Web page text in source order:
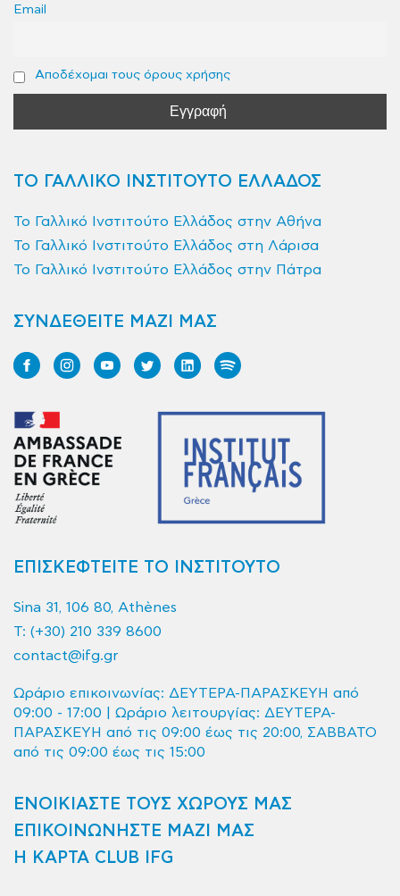
Email
Αποδέχομαι τους όρους χρήσης
ΤΟ ΓΑΛΛΙΚΟ ΙΝΣΤΙΤΟΥΤΟ ΕΛΛΑΔΟΣ
Το Γαλλικό Ινστιτούτο Ελλάδος στην Αθήνα
Το Γαλλικό Ινστιτούτο Ελλάδος στη Λάρισα
Το Γαλλικό Ινστιτούτο Ελλάδος στην Πάτρα
ΣΥΝΔΕΘΕΙΤΕ ΜΑΖΙ ΜΑΣ
ΕΠΙΣΚΕΦΤΕΙΤΕ ΤΟ ΙΝΣΤΙΤΟΥΤΟ
Sina 31, 106 80, Athènes
T: (+30) 210 339 8600
contact@ifg.gr
Ωράριο επικοινωνίας: ΔΕΥΤΕΡΑ-ΠΑΡΑΣΚΕΥΗ από
09:00 - 17:00 | Ωράριο λειτουργίας: ΔΕΥΤΕΡΑ-
ΠΑΡΑΣΚΕΥΗ από τις 09:00 έως τις 20:00, ΣΑΒΒΑΤΟ
από τις 09:00 έως τις 15:00
ΕΝΟΙΚΙΑΣΤΕ ΤΟΥΣ ΧΩΡΟΥΣ ΜΑΣ
ΕΠΙΚΟΙΝΩΝΗΣΤΕ ΜΑΖΙ ΜΑΣ
Η ΚΑΡΤΑ CLUB IFG